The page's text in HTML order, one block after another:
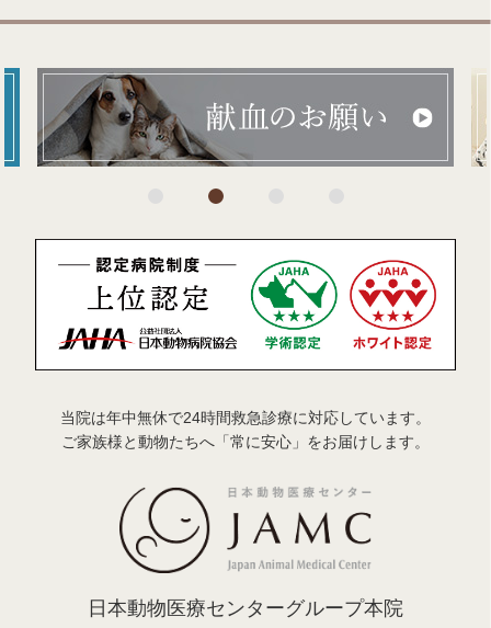
当院は年中無休で24時間救急診療に対応しています。
ご家族様と動物たちへ「常に安心」をお届けします。
日本動物医療センターグループ本院